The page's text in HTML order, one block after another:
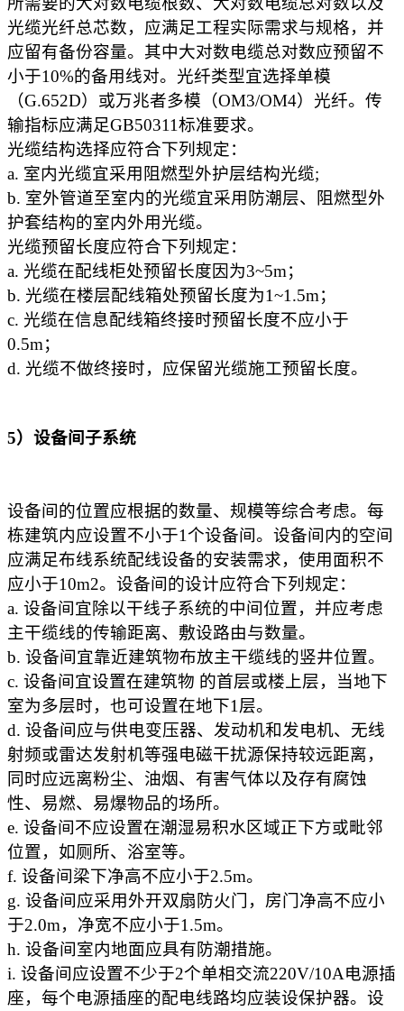
光缆光纤总芯数，应满足工程实际需求与规格，并
应留有备份容量。其中大对数电缆总对数应预留不
小于10%的备用线对。光纤类型宜选择单模
（G.652D）或万兆者多模（OM3/OM4）光纤。传
输指标应满足GB50311标准要求。
光缆结构选择应符合下列规定：
a. 室内光缆宜采用阻燃型外护层结构光缆;
b. 室外管道至室内的光缆宜采用防潮层、阻燃型外
护套结构的室内外用光缆。
光缆预留长度应符合下列规定：
a. 光缆在配线柜处预留长度因为3~5m；
b. 光缆在楼层配线箱处预留长度为1~1.5m；
c. 光缆在信息配线箱终接时预留长度不应小于
0.5m；
d. 光缆不做终接时，应保留光缆施工预留长度。
5）设备间子系统
设备间的位置应根据的数量、规模等综合考虑。每
栋建筑内应设置不小于1个设备间。设备间内的空间
应满足布线系统配线设备的安装需求，使用面积不
应小于10m2。设备间的设计应符合下列规定：
a. 设备间宜除以干线子系统的中间位置，并应考虑
主干缆线的传输距离、敷设路由与数量。
b. 设备间宜靠近建筑物布放主干缆线的竖井位置。
c. 设备间宜设置在建筑物 的首层或楼上层，当地下
室为多层时，也可设置在地下1层。
d. 设备间应与供电变压器、发动机和发电机、无线
射频或雷达发射机等强电磁干扰源保持较远距离，
同时应远离粉尘、油烟、有害气体以及存有腐蚀
性、易燃、易爆物品的场所。
e. 设备间不应设置在潮湿易积水区域正下方或毗邻
位置，如厕所、浴室等。
f. 设备间梁下净高不应小于2.5m。
g. 设备间应采用外开双扇防火门，房门净高不应小
于2.0m，净宽不应小于1.5m。
h. 设备间室内地面应具有防潮措施。
i. 设备间应设置不少于2个单相交流220V/10A电源插
座，每个电源插座的配电线路均应装设保护器。设